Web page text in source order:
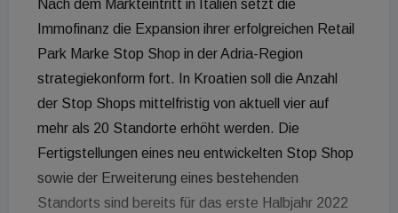
Nach dem Markteintritt in Italien setzt die
Immofinanz die Expansion ihrer erfolgreichen Retail
Park Marke Stop Shop in der Adria-Region
strategiekonform fort. In Kroatien soll die Anzahl
der Stop Shops mittelfristig von aktuell vier auf
mehr als 20 Standorte erhöht werden. Die
Fertigstellungen eines neu entwickelten Stop Shop
sowie der Erweiterung eines bestehenden
Standorts sind bereits für das erste Halbjahr 2022